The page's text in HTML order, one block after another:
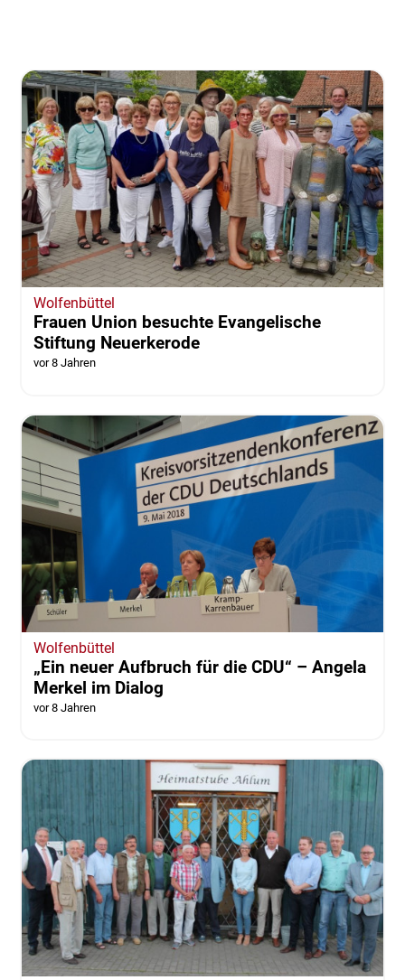
Wolfenbüttel
Frauen Union besuchte Evangelische
Stiftung Neuerkerode
vor 8 Jahren
Wolfenbüttel
„Ein neuer Aufbruch für die CDU“ – Angela
Merkel im Dialog
vor 8 Jahren